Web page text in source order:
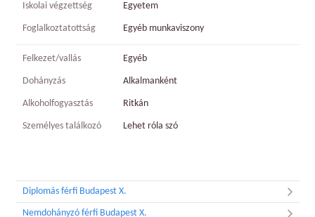
Iskolai végzettség Egyetem
Foglalkoztatottság Egyéb munkaviszony
Felkezet/vallás Egyéb
Dohányzás Alkalmanként
Alkoholfogyasztás Ritkán
Személyes találkozó Lehet róla szó
Diplomás férfi Budapest X.
Nemdohányzó férfi Budapest X.